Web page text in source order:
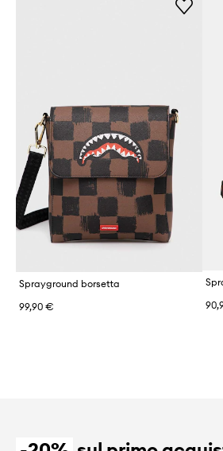
Sprayground borsetta
99,90 €